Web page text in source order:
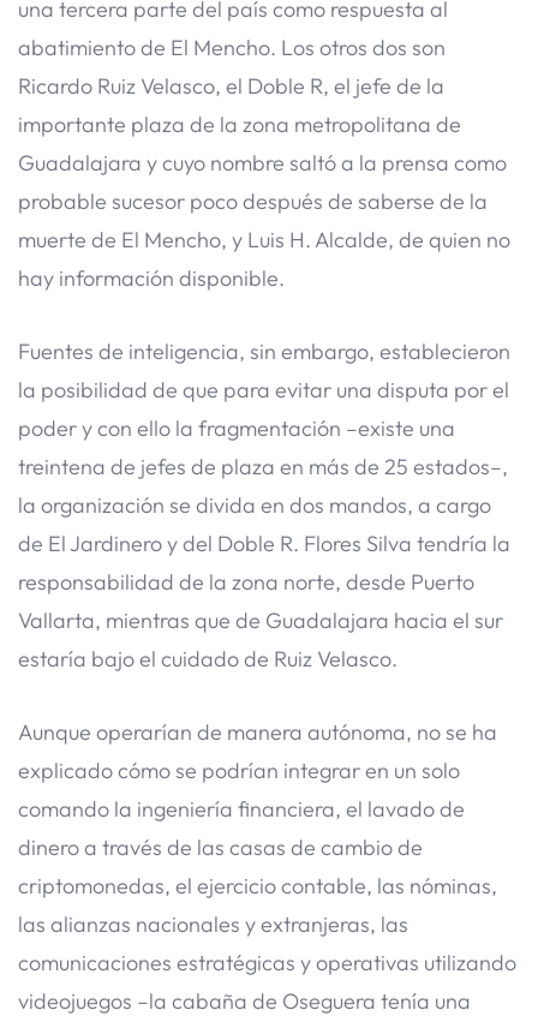
una tercera parte del país como respuesta al
abatimiento de El Mencho. Los otros dos son
Ricardo Ruiz Velasco, el Doble R, el jefe de la
importante plaza de la zona metropolitana de
Guadalajara y cuyo nombre saltó a la prensa como
probable sucesor poco después de saberse de la
muerte de El Mencho, y Luis H. Alcalde, de quien no
hay información disponible.
Fuentes de inteligencia, sin embargo, establecieron
la posibilidad de que para evitar una disputa por el
poder y con ello la fragmentación –existe una
treintena de jefes de plaza en más de 25 estados–,
la organización se divida en dos mandos, a cargo
de El Jardinero y del Doble R. Flores Silva tendría la
responsabilidad de la zona norte, desde Puerto
Vallarta, mientras que de Guadalajara hacia el sur
estaría bajo el cuidado de Ruiz Velasco.
Aunque operarían de manera autónoma, no se ha
explicado cómo se podrían integrar en un solo
comando la ingeniería financiera, el lavado de
dinero a través de las casas de cambio de
criptomonedas, el ejercicio contable, las nóminas,
las alianzas nacionales y extranjeras, las
comunicaciones estratégicas y operativas utilizando
videojuegos –la cabaña de Oseguera tenía una